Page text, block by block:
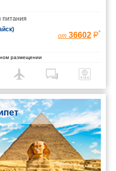
питания
от 36602 *
размещении